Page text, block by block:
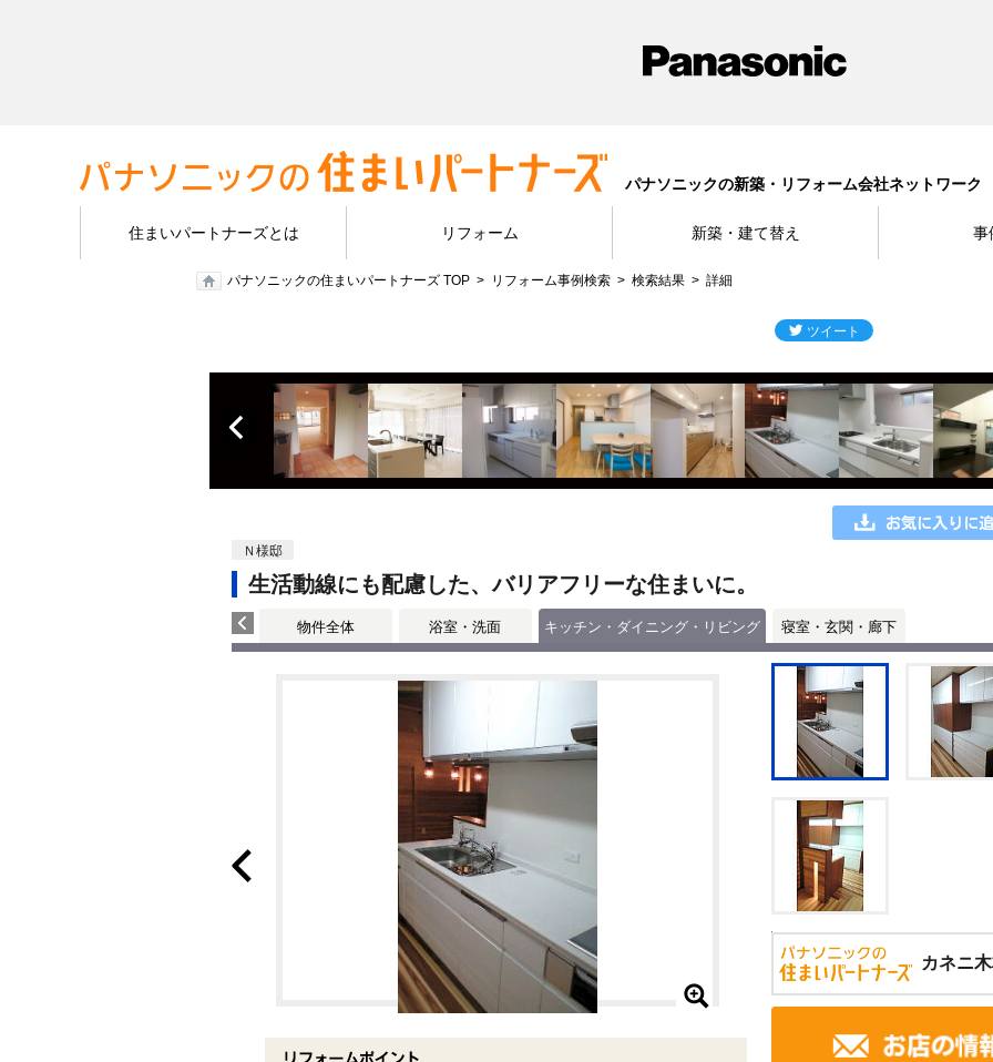
パナソニックの新築・リフォーム会社ネットワーク
住まいパートナーズとは リフォーム 新築・建て替え 事
パナソニックの住まいパートナーズ TOP リフォーム事例検索 検索結果 詳細
Ｎ様邸
生活動線にも配慮した、バリアフリーな住まいに。
物件全体 浴室・洗面 キッチン・ダイニング・リビング 寝室・玄関・廊下
カネニ